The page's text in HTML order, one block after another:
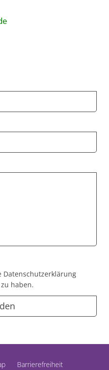
Datenschutzerklärung
haben.
Barrierefreiheit